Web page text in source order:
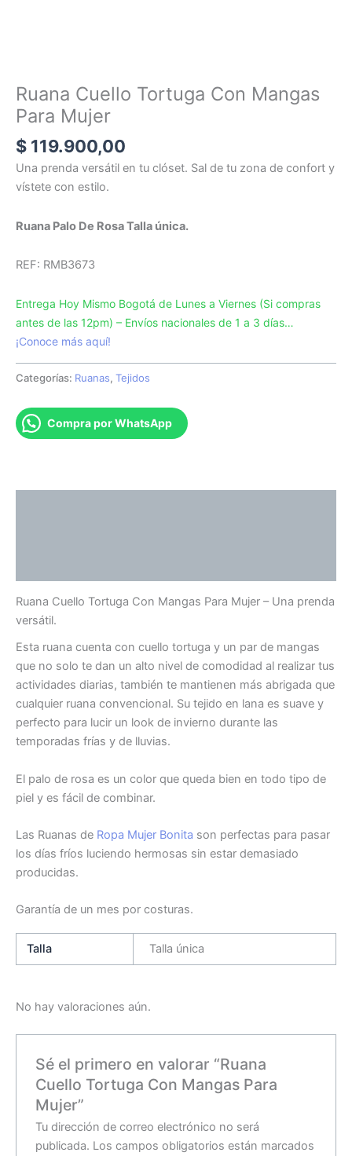
Ruana Cuello Tortuga Con Mangas
Para Mujer
$ 119.900,00
Una prenda versátil en tu clóset. Sal de tu zona de confort y
vístete con estilo.
Ruana Palo De Rosa Talla única.
REF: RMB3673
Entrega Hoy Mismo Bogotá de Lunes a Viernes (Si compras
antes de las 12pm) – Envíos nacionales de 1 a 3 días…
¡Conoce más aquí!
Categorías: Ruanas, Tejidos
Compra por WhatsApp
Ruana Cuello Tortuga Con Mangas Para Mujer – Una prenda
versátil.
Esta ruana cuenta con cuello tortuga y un par de mangas
que no solo te dan un alto nivel de comodidad al realizar tus
actividades diarias, también te mantienen más abrigada que
cualquier ruana convencional. Su tejido en lana es suave y
perfecto para lucir un look de invierno durante las
temporadas frías y de lluvias.
El palo de rosa es un color que queda bien en todo tipo de
piel y es fácil de combinar.
Las Ruanas de Ropa Mujer Bonita son perfectas para pasar
los días fríos luciendo hermosas sin estar demasiado
producidas.
Garantía de un mes por costuras.
Talla Talla única
No hay valoraciones aún.
Sé el primero en valorar “Ruana
Cuello Tortuga Con Mangas Para
Mujer”
Tu dirección de correo electrónico no será
publicada. Los campos obligatorios están marcados